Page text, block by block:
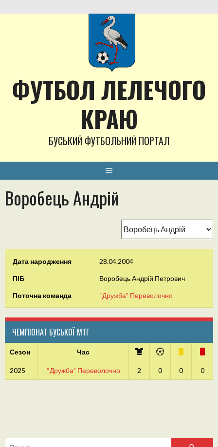
to
ФУТБОЛ ЛЕЛЕЧОГО
КРАЮ
БУСЬКИЙ ФУТБОЛЬНИЙ ПОРТАЛ
Воробець Андрій
Дата народження 28.04.2004
ПІБ Воробець Андрій Петрович
Поточна команда “Дружба” Переволочно
ЧЕМПІОНАТ БУСЬКОЇ МТГ
Сезон Час
2025 “Дружба” Переволочно 2 0 0 0
Пошук: